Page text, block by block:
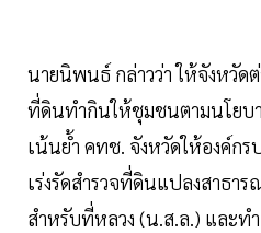
นายนิพนธ์ กล่าวว่า ให้จังหวัดต่
ที่ดินทำกินให้ชุมชนตามนโยบ
เน้นย้ำ คทช. จังหวัดให้องค์ก
เร่งรัดสำรวจที่ดินแปลงสาธา
สำหรับที่หลวง (น.ส.ล.) และท